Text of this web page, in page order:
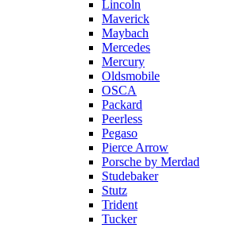
Lincoln
Maverick
Maybach
Mercedes
Mercury
Oldsmobile
OSCA
Packard
Peerless
Pegaso
Pierce Arrow
Porsche by Merdad
Studebaker
Stutz
Trident
Tucker